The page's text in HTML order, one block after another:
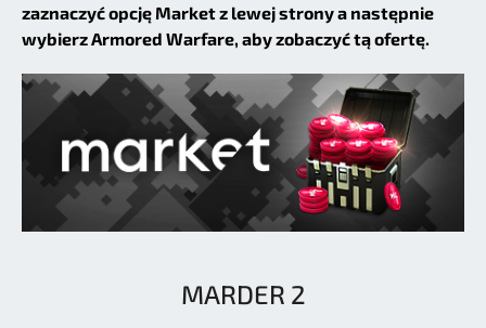
zaznaczyć opcję Market z lewej strony a następnie
wybierz Armored Warfare, aby zobaczyć tą ofertę.
MARDER 2